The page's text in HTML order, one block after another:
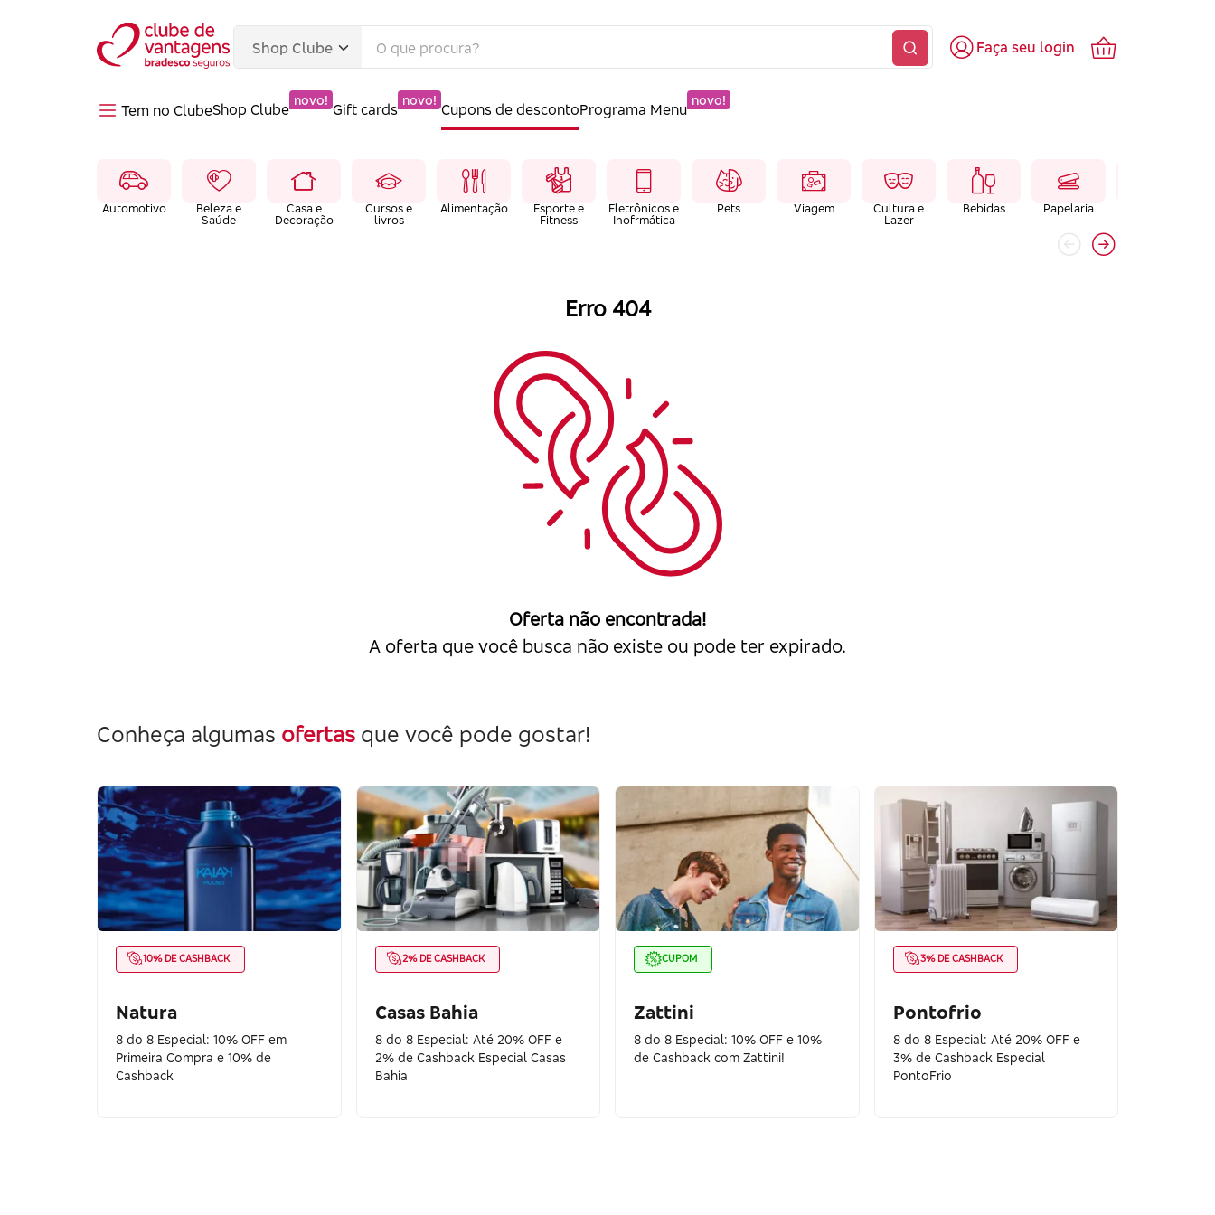
Faça seu login
Tem no ClubeShop Clube
novo!
Gift cards
novo!
Cupons de descontoPrograma Menu
novo!
Automotivo
Beleza e
Saúde
Casa e
Decoração
Cursos e
livros
Alimentação
Esporte e
Fitness
Eletrônicos e
Inofrmática
Pets Viagem
Cultura e
Lazer
Bebidas Papelaria
Erro 404
Oferta não encontrada!
A oferta que você busca não existe ou pode ter expirado.
Conheça algumas ofertas que você pode gostar!
10% DE CASHBACK
Natura
8 do 8 Especial: 10% OFF em
Primeira Compra e 10% de
Cashback
2% DE CASHBACK
Casas Bahia
8 do 8 Especial: Até 20% OFF e
2% de Cashback Especial Casas
Bahia
CUPOM
Zattini
8 do 8 Especial: 10% OFF e 10%
de Cashback com Zattini!
3% DE CASHBACK
Pontofrio
8 do 8 Especial: Até 20% OFF e
3% de Cashback Especial
PontoFrio